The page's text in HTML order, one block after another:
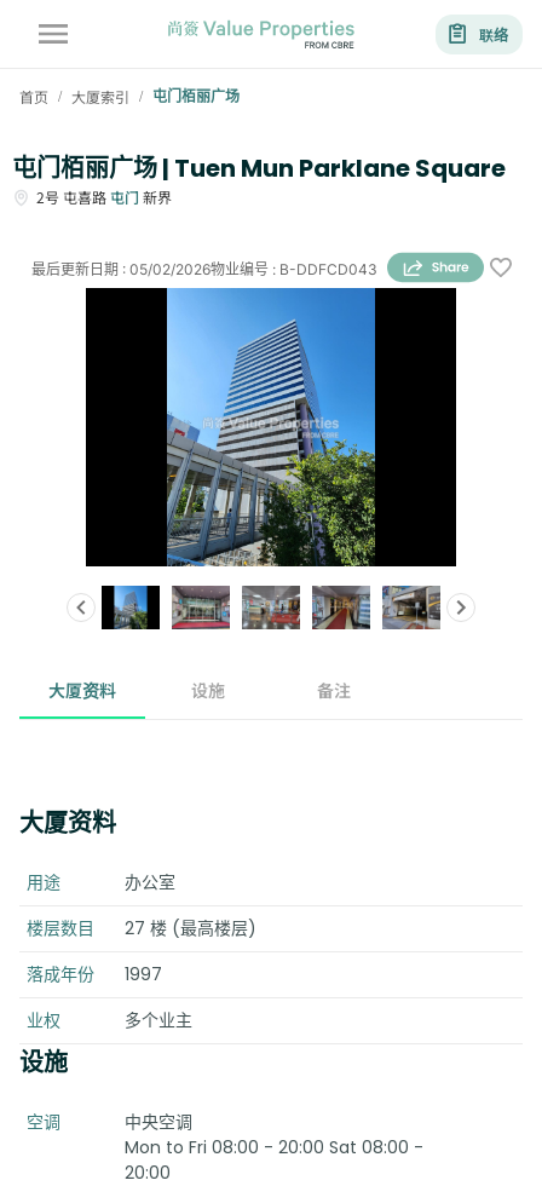
联络
首页 / 大厦索引 / 屯门栢丽广场
屯门栢丽广场 | Tuen Mun Parklane Square
2号 屯喜路 屯门 新界
物业编号 : B-DDFCD043
最后更新日期 : 05/02/2026
大厦资料 设施 备注
大厦资料
用途
办公室
楼层数目
27 楼 (最高楼层)
落成年份
1997
业权
多个业主
设施
空调
中央空调
Mon to Fri 08:00 - 20:00 Sat 08:00 -
20:00